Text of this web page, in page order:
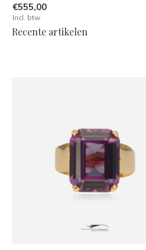
€555,00
Incl. btw
Recente artikelen